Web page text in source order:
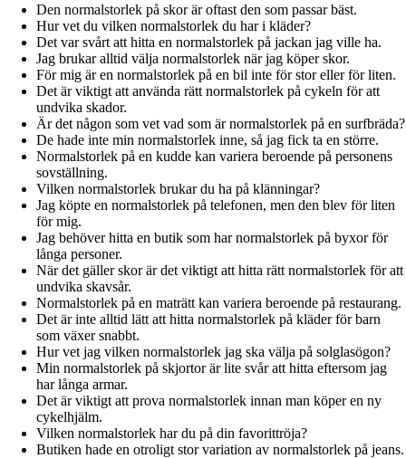
Den normalstorlek på skor är oftast den som passar bäst.
Hur vet du vilken normalstorlek du har i kläder?
Det var svårt att hitta en normalstorlek på jackan jag ville ha.
Jag brukar alltid välja normalstorlek när jag köper skor.
För mig är en normalstorlek på en bil inte för stor eller för liten.
Det är viktigt att använda rätt normalstorlek på cykeln för att
undvika skador.
Är det någon som vet vad som är normalstorlek på en surfbräda?
De hade inte min normalstorlek inne, så jag fick ta en större.
Normalstorlek på en kudde kan variera beroende på personens
sovställning.
Vilken normalstorlek brukar du ha på klänningar?
Jag köpte en normalstorlek på telefonen, men den blev för liten
för mig.
Jag behöver hitta en butik som har normalstorlek på byxor för
långa personer.
När det gäller skor är det viktigt att hitta rätt normalstorlek för att
undvika skavsår.
Normalstorlek på en maträtt kan variera beroende på restaurang.
Det är inte alltid lätt att hitta normalstorlek på kläder för barn
som växer snabbt.
Hur vet jag vilken normalstorlek jag ska välja på solglasögon?
Min normalstorlek på skjortor är lite svår att hitta eftersom jag
har långa armar.
Det är viktigt att prova normalstorlek innan man köper en ny
cykelhjälm.
Vilken normalstorlek har du på din favorittröja?
Butiken hade en otroligt stor variation av normalstorlek på jeans.